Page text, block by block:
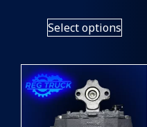
Select options